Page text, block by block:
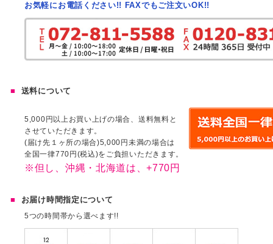
お気軽にお電話ください!! FAXでもご注文いOK!!
送料について
5,000円以上お買い上げの場合、送料無料と
させていただきます。
(届け先１ヶ所の場合)5,000円未満の場合は
全国一律770円(税込)をご負担いただきます。
※但し、沖縄・北海道は、+770円
お届け時間指定について
5つの時間帯から選べます!!